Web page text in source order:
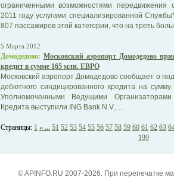
ограниченными возможностями передвижения
2011 году услугами специализированной
807 пассажиров этой категории, что на треть
5 Марта 2012
Домодедово: Московский аэропорт Домодедово
кредит в сумме 165 млн. ЕВРО
Московский аэропорт Домодедово сообщает о
дебютного синдицированного кредита на
Уполномоченными Ведущими
Кредита выступили ING Bank N.V., ...
Страницы: 1 « ... 51 52 53 54 55 56 57 58 59 60 61 62 63
199
© APINFO.RU 2007-2026. При перепечатке